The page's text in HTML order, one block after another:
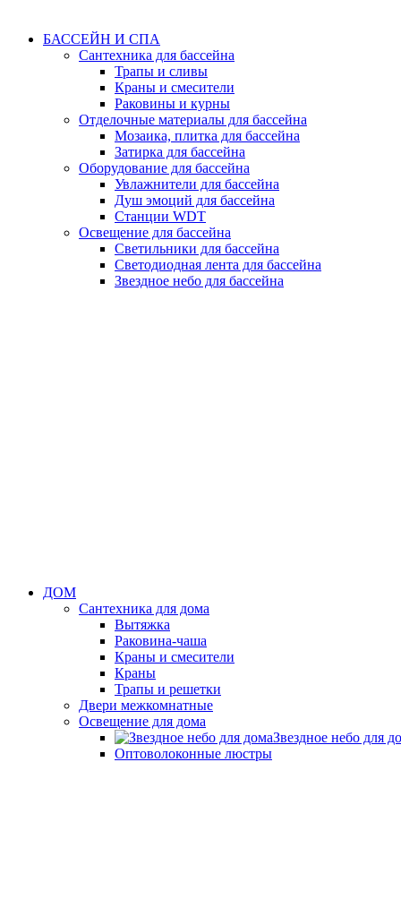
БАССЕЙН И СПА
Сантехника для бассейна
Трапы и сливы
Краны и смесители
Раковины и курны
Отделочные материалы для бассейна
Мозаика, плитка для бассейна
Затирка для бассейна
Оборудование для бассейна
Увлажнители для бассейна
Душ эмоций для бассейна
Станции WDT
Освещение для бассейна
Светильники для бассейна
Светодиодная лента для бассейна
Звездное небо для бассейна
ДОМ
Сантехника для дома
Вытяжка
Раковина-чаша
Краны и смесители
Краны
Трапы и решетки
Двери межкомнатные
Освещение для дома
Звездное небо для
Оптоволоконные люстры